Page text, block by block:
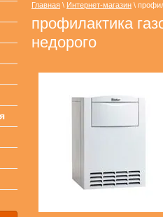
Главная \ Интернет-магазин \
профилактика
недорого